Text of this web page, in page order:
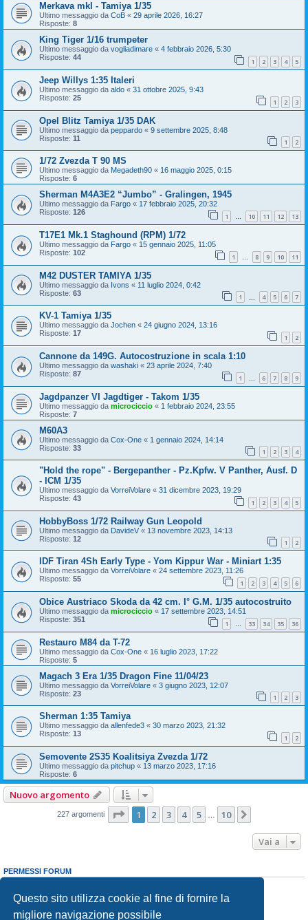
Questo sito utilizza cookie al fine di fornire la
migliore navigazione possibile
Merkava mkI - Tamiya 1/35
Ultimo messaggio da CoB « 29 aprile 2026, 16:27
Risposte: 8
King Tiger 1/16 trumpeter
Ultimo messaggio da vogliadimare « 4 febbraio 2026, 5:30
Risposte: 44 1 2 3 4 5
Jeep Willys 1:35 Italeri
Ultimo messaggio da aldo « 31 ottobre 2025, 9:43
Risposte: 25 1 2 3
Opel Blitz Tamiya 1/35 DAK
Ultimo messaggio da peppardo « 9 settembre 2025, 8:48
Risposte: 11 1 2
1/72 Zvezda T 90 MS
Ultimo messaggio da Megadeth90 « 16 maggio 2025, 0:15
Risposte: 6
Sherman M4A3E2 “Jumbo” - Gralingen, 1945
Ultimo messaggio da Fargo « 17 febbraio 2025, 20:32
Risposte: 126 1 … 10 11 12 13
T17E1 Mk.1 Staghound (RPM) 1/72
Ultimo messaggio da Fargo « 15 gennaio 2025, 11:05
Risposte: 102 1 … 8 9 10 11
M42 DUSTER TAMIYA 1/35
Ultimo messaggio da Ivons « 11 luglio 2024, 0:42
Risposte: 63 1 4 5 6 7
KV-1 Tamiya 1/35
Ultimo messaggio da Jochen « 24 giugno 2024, 13:16
Risposte: 17 1 2
Cannone da 149G. Autocostruzione in scala 1:10
Ultimo messaggio da washaki « 23 aprile 2024, 7:40
Risposte: 87 1 6 7 8 9
Jagdpanzer VI Jagdtiger - Takom 1/35
Ultimo messaggio da microciccio « 1 febbraio 2024, 23:55
Risposte: 7
M60A3
Ultimo messaggio da Cox-One « 1 gennaio 2024, 14:14
Risposte: 33 1 2 3 4
"Hold the rope" - Bergepanther - Pz.Kpfw. V Panther, Ausf. D
- ICM 1/35
Ultimo messaggio da VorreiVolare « 31 dicembre 2023, 19:29
Risposte: 43 1 2 3 4 5
HobbyBoss 1/72 Railway Gun Leopold
Ultimo messaggio da DavideV « 13 novembre 2023, 14:13
Risposte: 12 1 2
IDF Tiran 4Sh Early Type - Yom Kippur War - Miniart 1:35
Ultimo messaggio da VorreiVolare « 24 settembre 2023, 11:26
Risposte: 55 1 2 3 4 5 6
Obice Austriaco Skoda da 42 cm. I° G.M. 1/35 autocostruito
Ultimo messaggio da microciccio « 17 settembre 2023, 14:51
Risposte: 351 1 … 33 34 35 36
Restauro M84 da T-72
Ultimo messaggio da Cox-One « 16 luglio 2023, 17:22
Risposte: 5
Magach 3 Era 1/35 Dragon Fine 11/04/23
Ultimo messaggio da VorreiVolare « 3 giugno 2023, 12:07
Risposte: 23 1 2 3
Sherman 1:35 Tamiya
Ultimo messaggio da allenfede3 « 30 marzo 2023, 21:32
Risposte: 13 1 2
Semovente 2S35 Koalitsiya Zvezda 1/72
Ultimo messaggio da pitchup « 13 marzo 2023, 17:16
Risposte: 6
Nuovo argomento
227 argomenti Pagina di 10
1 2 3 4 5 10
Vai a
PERMESSI FORUM
Non puoi
rispondere negli argomenti
Non puoimodificare i tuoi messaggi
Non puoicancellare i tuoi messaggi